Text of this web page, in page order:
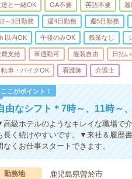
達と一緒OK OA不要 英語不要
2～3日勤務 週4日勤務 週5日勤務
以内OK 午後のみOK 残業なし
費支給 車通勤可 服装自由 日払
転車・バイクOK 看護師 介護士
ここがポイント！
由なシフト＊7時～、11時～
高級ホテルのようなキレイな職場で
長く続けやすいです。▼来社＆履歴
なくお仕事スタートできます。
勤務地
鹿児島県曽於市